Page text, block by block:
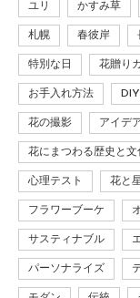
ユリ かすみ草
札幌 春彼岸
特別な日 花贈り
お手入れ方法
花の撮影 アイデ
花にまつわる歴史と文
心理テスト 花と
フラワーブーケ
サスティナブル
パーソナライズ